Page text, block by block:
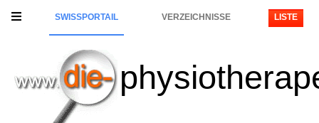
SWISSPORTAIL VERZEICHNISSE LISTE